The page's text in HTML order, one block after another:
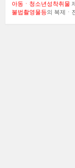
아동ㆍ청소년성착취물
불법촬영물등의 복제ㆍ